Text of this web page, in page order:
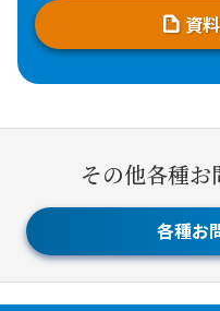
資
その他各種お
各種お